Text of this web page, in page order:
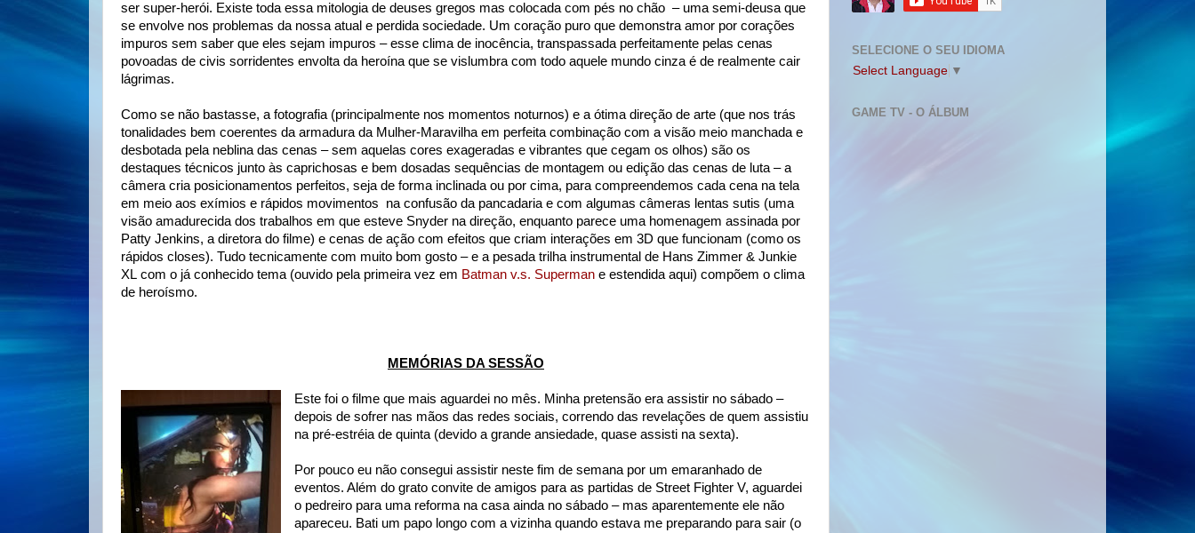
ser super-herói. Existe toda essa mitologia de deuses gregos mas colocada com pés no chão – uma semi-deusa que
se envolve nos problemas da nossa atual e perdida sociedade. Um coração puro que demonstra amor por corações
impuros sem saber que eles sejam impuros – esse clima de inocência, transpassada perfeitamente pelas cenas
povoadas de civis sorridentes envolta da heroína que se vislumbra com todo aquele mundo cinza é de realmente cair
lágrimas.
Como se não bastasse, a fotografia (principalmente nos momentos noturnos) e a ótima direção de arte (que nos trás
tonalidades bem coerentes da armadura da Mulher-Maravilha em perfeita combinação com a visão meio manchada e
desbotada pela neblina das cenas – sem aquelas cores exageradas e vibrantes que cegam os olhos) são os
destaques técnicos junto às caprichosas e bem dosadas sequências de montagem ou edição das cenas de luta – a
câmera cria posicionamentos perfeitos, seja de forma inclinada ou por cima, para compreendemos cada cena na tela
em meio aos exímios e rápidos movimentos na confusão da pancadaria e com algumas câmeras lentas sutis (uma
visão amadurecida dos trabalhos em que esteve Snyder na direção, enquanto parece uma homenagem assinada por
Patty Jenkins, a diretora do filme) e cenas de ação com efeitos que criam interações em 3D que funcionam (como os
rápidos closes). Tudo tecnicamente com muito bom gosto – e a pesada trilha instrumental de Hans Zimmer & Junkie
XL com o já conhecido tema (ouvido pela primeira vez em Batman v.s. Superman e estendida aqui) compõem o clima
de heroísmo.
MEMÓRIAS DA SESSÃO
Este foi o filme que mais aguardei no mês. Minha pretensão era assistir no sábado –
depois de sofrer nas mãos das redes sociais, correndo das revelações de quem assistiu
na pré-estréia de quinta (devido a grande ansiedade, quase assisti na sexta).
Por pouco eu não consegui assistir neste fim de semana por um emaranhado de
eventos. Além do grato convite de amigos para as partidas de Street Fighter V, aguardei
o pedreiro para uma reforma na casa ainda no sábado – mas aparentemente ele não
apareceu. Bati um papo longo com a vizinha quando estava me preparando para sair (o
SELECIONE O SEU IDIOMA
Select Language ▼
GAME TV - O ÁLBUM